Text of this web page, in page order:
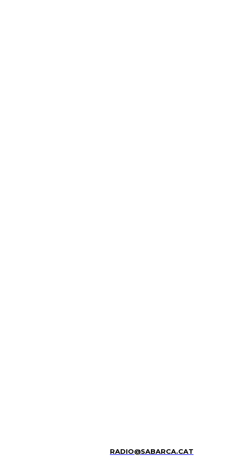
RADIO@SABARCA.CAT